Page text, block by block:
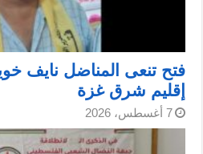
فتح تنعى المناضل نايف
إقليم شرق غزة
7 أغسطس، 2026